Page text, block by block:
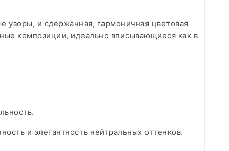
и сдержанная, гармоничная цветовая
композиции, идеально вписывающиеся как в
и элегантность нейтральных оттенков.